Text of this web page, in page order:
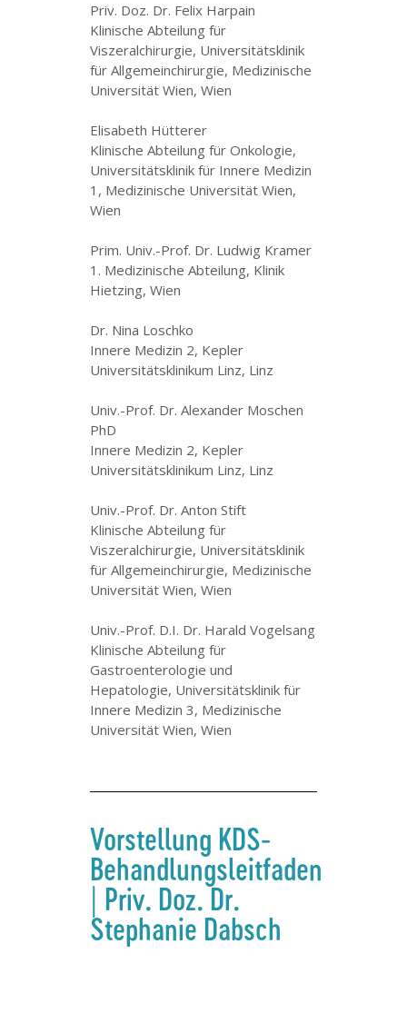
Priv. Doz. Dr. Felix Harpain
Klinische Abteilung für
Viszeralchirurgie, Universitätsklinik
für Allgemeinchirurgie, Medizinische
Universität Wien, Wien
Elisabeth Hütterer
Klinische Abteilung für Onkologie,
Universitätsklinik für Innere Medizin
1, Medizinische Universität Wien,
Wien
Prim. Univ.-Prof. Dr. Ludwig Kramer
1. Medizinische Abteilung, Klinik
Hietzing, Wien
Dr. Nina Loschko
Innere Medizin 2, Kepler
Universitätsklinikum Linz, Linz
Univ.-Prof. Dr. Alexander Moschen
PhD
Innere Medizin 2, Kepler
Universitätsklinikum Linz, Linz
Univ.-Prof. Dr. Anton Stift
Klinische Abteilung für
Viszeralchirurgie, Universitätsklinik
für Allgemeinchirurgie, Medizinische
Universität Wien, Wien
Univ.-Prof. D.I. Dr. Harald Vogelsang
Klinische Abteilung für
Gastroenterologie und
Hepatologie, Universitätsklinik für
Innere Medizin 3, Medizinische
Universität Wien, Wien
Vorstellung KDS-
Behandlungsleitfaden
| Priv. Doz. Dr.
Stephanie Dabsch